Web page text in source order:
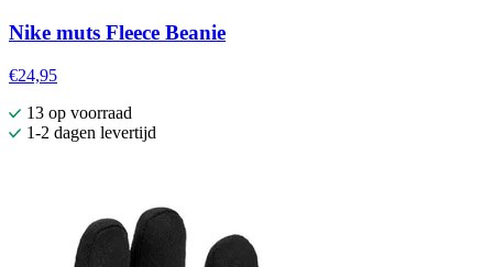
Nike muts Fleece Beanie
€24,95
13 op voorraad
1-2 dagen levertijd